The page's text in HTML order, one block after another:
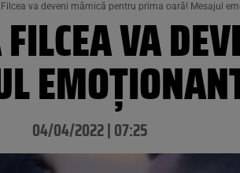
Filcea va deveni mămică pentru prima oară! Mesajul
VA
04/04/2022 | 07:25